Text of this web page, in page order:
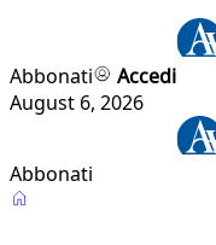
Abbonati
Accedi
August 6, 2026
Abbonati